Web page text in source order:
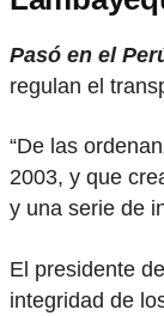
Pasó en el
regulan el
“De las
2003, y que
y una serie de
El presidente
integridad de